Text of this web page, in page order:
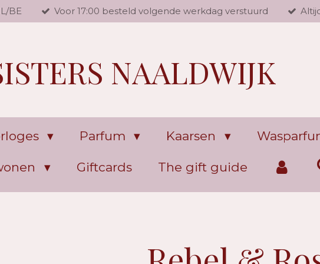
BE Voor 17:00 besteld volgende werkdag verstuurd
NAALDWIJK
Parfum Kaarsen
Giftcards The gift guide